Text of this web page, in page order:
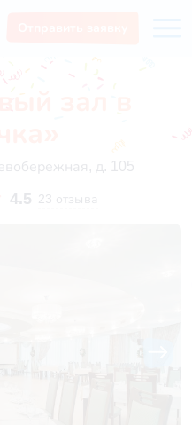
зал в
д. 105
4.5 23 отзыва